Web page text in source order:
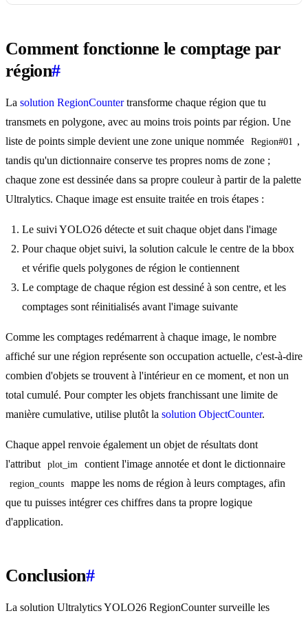
Comment fonctionne le comptage par
région#
La solution RegionCountertransforme chaque région que tu
transmets en polygone, avec au moins trois points par région. Une
liste de points simple devient une zone unique nommée
Region#01 ,
tandis qu'un dictionnaire conserve tes propres noms de zone ;
chaque zone est dessinée dans sa propre couleur à partir de la palette
Ultralytics. Chaque image est ensuite traitée en trois étapes :
Le suivi YOLO26 détecte et suit chaque objet dans l'image
Pour chaque objet suivi, la solution calcule le centre de la bbox
et vérifie quels polygones de région le contiennent
Le comptage de chaque région est dessiné à son centre, et les
comptages sont réinitialisés avant l'image suivante
Comme les comptages redémarrent à chaque image, le nombre
affiché sur une région représente son occupation actuelle, c'est-à-dire
combien d'objets se trouvent à l'intérieur en ce moment, et non un
total cumulé. Pour compter les objets franchissant une limite de
manière cumulative, utilise plutôt la solution ObjectCounter.
Chaque appel renvoie également un objet de résultats dont
l'attribut
plot_im contient l'image annotée et dont le dictionnaire
region_counts
mappe les noms de région à leurs comptages, afin
que tu puisses intégrer ces chiffres dans ta propre logique
d'application.
Conclusion#
La solution Ultralytics YOLO26 RegionCounter surveille les